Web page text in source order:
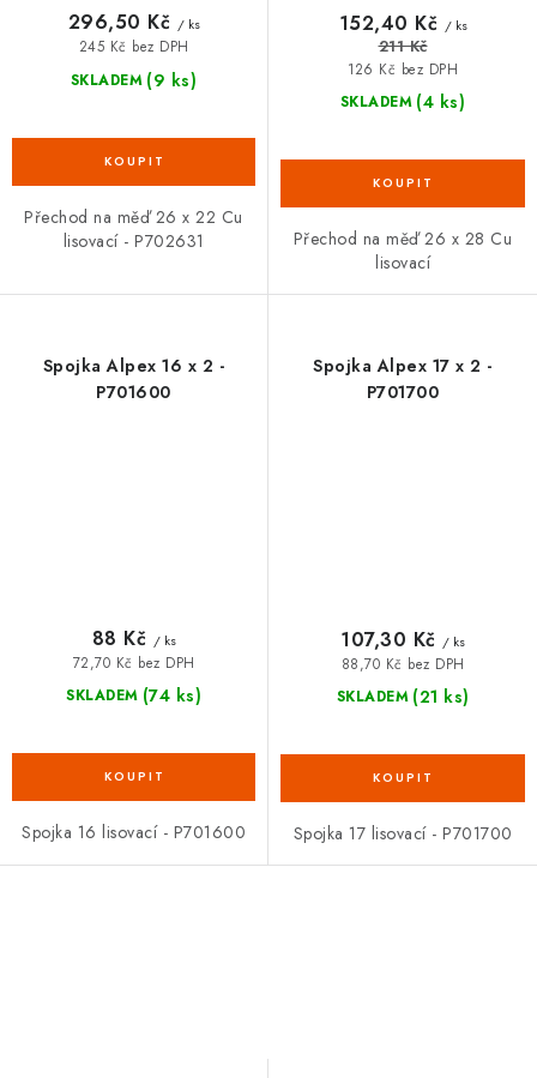
SKLADEM (9 ks)
245 Kč bez DPH
296,50 Kč / ks
Přechod na měď 26 x 22 Cu
lisovací - P702631
SKLADEM (4 ks)
126 Kč bez DPH
152,40 Kč / ks
211 Kč
Přechod na měď 26 x 28 Cu
lisovací
Spojka Alpex 16 x 2 -
P701600
SKLADEM (74 ks)
72,70 Kč bez DPH
88 Kč / ks
Spojka 16 lisovací - P701600
Spojka Alpex 17 x 2 -
P701700
SKLADEM (21 ks)
88,70 Kč bez DPH
107,30 Kč / ks
Spojka 17 lisovací - P701700